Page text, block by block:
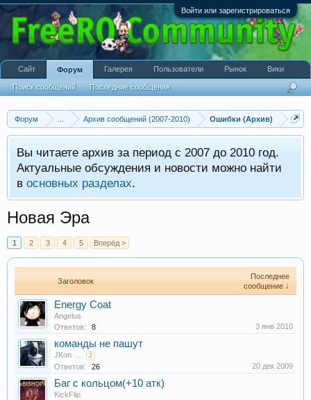
Войти или зарегистрироваться
Форум Архив сообщений (2007-2010) Ошибки (Архив)
Вы читаете архив за период с 2007 до 2010 год.
Актуальные обсуждения и новости можно найти
в основных разделах.
Новая Эра
1 2 3 4 5 Вперёд >
Заголовок
Последнее
сообщение ↓
Energy Coat
Angelus
Ответов:
8 3 янв 2010
команды не пашут
JKon ... 2
Ответов: 26 20 дек 2009
Баг с кольцом(+10 атк)
KickFlip
Сайт Форум
Поиск сообщений Последние сообщения
Галерея Пользователи Рынок Вики